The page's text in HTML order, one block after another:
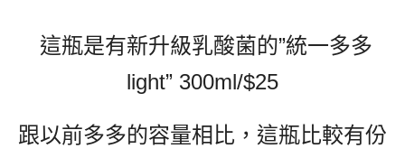
這瓶是有新升級乳酸菌的”統一多多
light” 300ml/$25
跟以前多多的容量相比，這瓶比較有份